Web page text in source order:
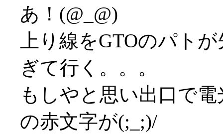
あ！(@_@)
上り線をGTOのパト
ぎて行く。。。
もしやと思い出口で
の赤文字が(;_;)/